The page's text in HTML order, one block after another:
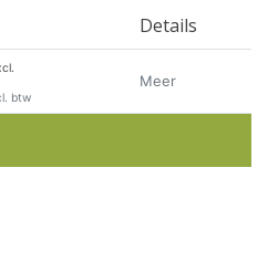
Details
btw
Meer